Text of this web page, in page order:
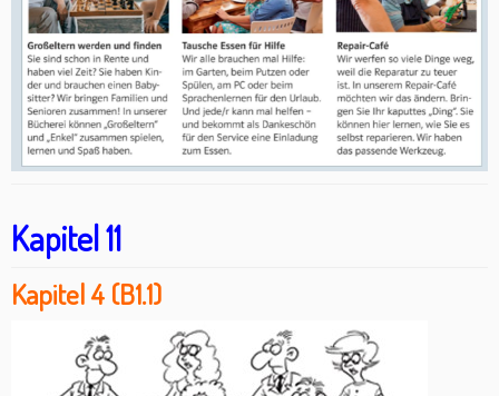
Kapitel 11
Kapitel 4 (B1.1)